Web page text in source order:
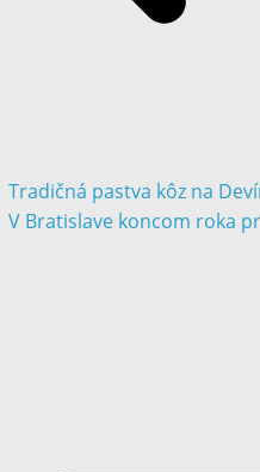
Tradičná pastva kôz na
V Bratislave koncom roka